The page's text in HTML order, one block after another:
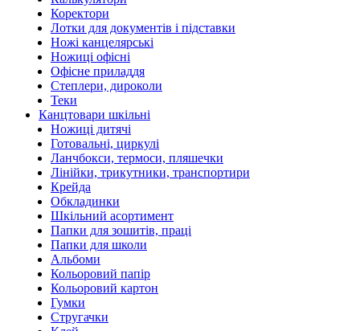
Коректори
Лотки для документів і підставки
Ножі канцелярські
Ножиці офісні
Офісне приладдя
Степлери, дироколи
Теки
Канцтовари шкільні
Ножиці дитячі
Готовальні, циркулі
Ланчбокси, термоси, пляшечки
Лінійки, трикутники, транспортири
Крейда
Обкладинки
Шкільний асортимент
Папки для зошитів, праці
Папки для школи
Альбоми
Кольоровий папір
Кольоровий картон
Гумки
Стругачки